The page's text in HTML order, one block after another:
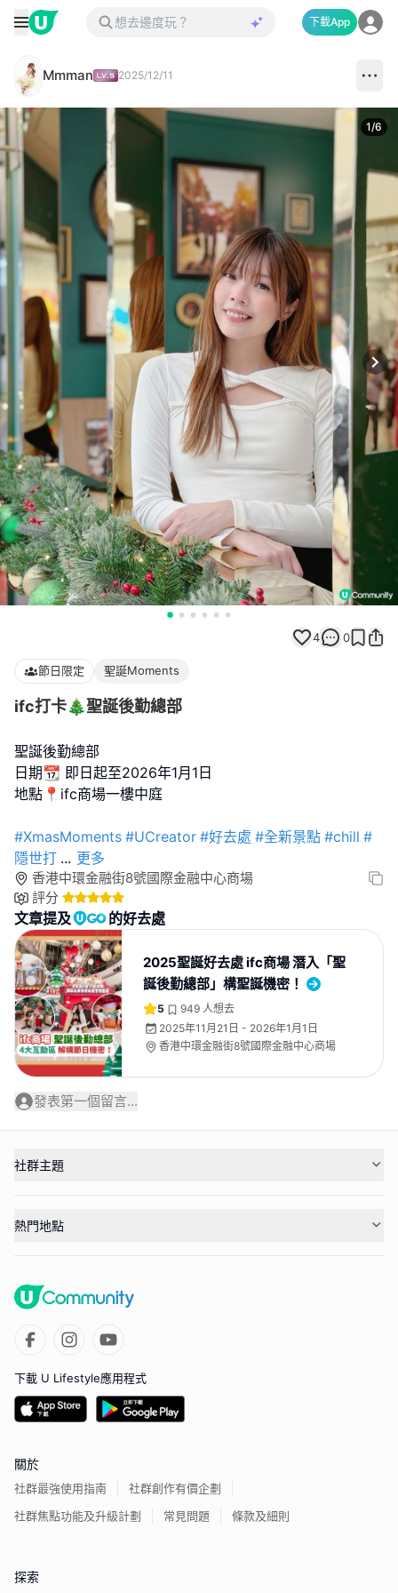
下載App
Mmman 2025/12/11
1/6
4 0
節日限定 聖誕Moments
ifc打卡🎄聖誕後勤總部
聖誕後勤總部
日期📆 即日起至2026年1月1日
地點📍ifc商場一樓中庭
#XmasMoments #UCreator #好去處 #全新景點 #chill #
隱世打 ... 更多
香港中環金融街8號國際金融中心商場
評分
文章提及 的好去處
2025聖誕好去處 ifc商場 潛入「聖
誕後勤總部」構聖誕機密！
5 949 人想去
2025年11月21日 - 2026年1月1日
香港中環金融街8號國際金融中心商場
發表第一個留言...
社群主題
熱門地點
下載 U Lifestyle應用程式
關於
社群最強使用指南
社群創作有價企劃
社群焦點功能及升級計劃
常見問題 條款及細則
探索